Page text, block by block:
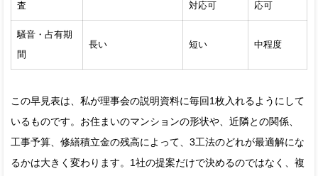
査
対応可
応可
騒音・占有期
間
長い 短い 中程度
この早見表は、私が理事会の説明資料に毎回1枚入れるようにして
いるものです。お住まいのマンションの形状や、近隣との関係、
工事予算、修繕積立金の残高によって、3工法のどれが最適解にな
るかは大きく変わります。1社の提案だけで決めるのではなく、複